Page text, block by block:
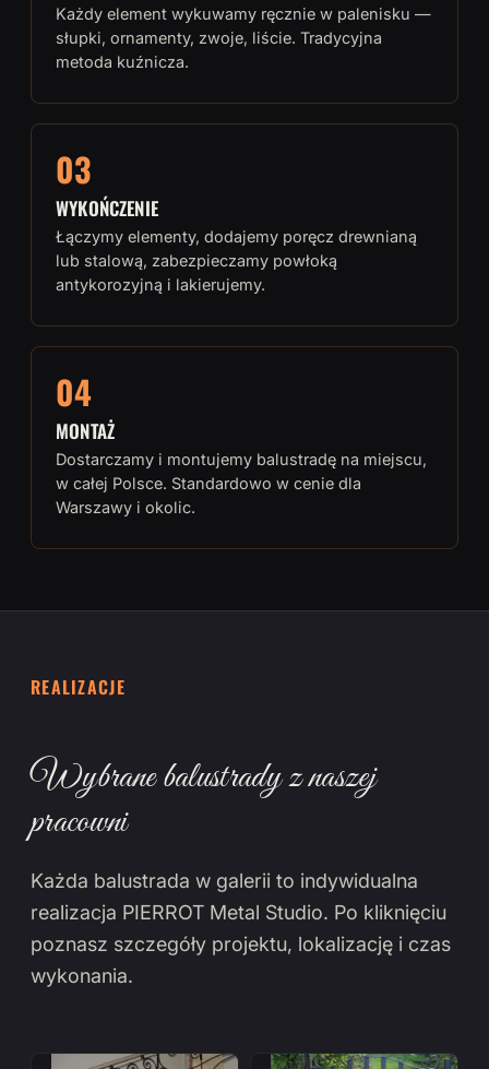
Każdy element wykuwamy ręcznie w palenisku —
słupki, ornamenty, zwoje, liście. Tradycyjna
metoda kuźnicza.
03
WYKOŃCZENIE
Łączymy elementy, dodajemy poręcz drewnianą
lub stalową, zabezpieczamy powłoką
antykorozyjną i lakierujemy.
04
MONTAŻ
Dostarczamy i montujemy balustradę na miejscu,
w całej Polsce. Standardowo w cenie dla
Warszawy i okolic.
REALIZACJE
Wybrane balustrady z naszej
pracowni
Każda balustrada w galerii to indywidualna
realizacja PIERROT Metal Studio. Po kliknięciu
poznasz szczegóły projektu, lokalizację i czas
wykonania.